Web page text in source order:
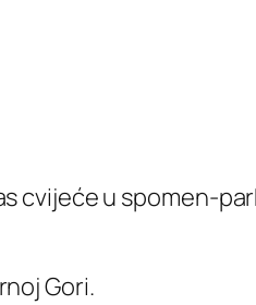
cvijeće u spomen-
Gori.